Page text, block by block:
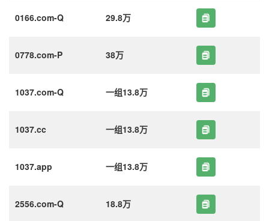
0166.com-Q 29.8万
0778.com-P 38万
1037.com-Q 一组13.8万
1037.cc 一组13.8万
1037.app 一组13.8万
2556.com-Q 18.8万